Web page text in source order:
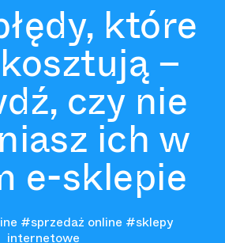
które
–
czy nie
ich w
e-sklepie
#sprzedaż online #sklepy
internetowe